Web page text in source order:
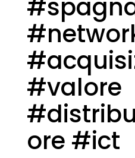
#valore
ore #ict